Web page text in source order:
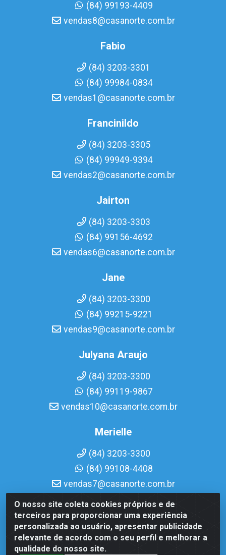
O nosso site coleta cookies próprios e de
terceiros para proporcionar uma experiência
personalizada ao usuário, apresentar publicidade
relevante de acordo com o seu perfil e melhorar a
qualidade do nosso site.
(84) 99193-4409
vendas8@casanorte.com.br
Fabio
(84) 3203-3301
(84) 99984-0834
vendas1@casanorte.com.br
Francinildo
(84) 3203-3305
(84) 99949-9394
vendas2@casanorte.com.br
Jairton
(84) 3203-3303
(84) 99156-4692
vendas6@casanorte.com.br
Jane
(84) 3203-3300
(84) 99215-9221
vendas9@casanorte.com.br
Julyana Araujo
(84) 3203-3300
(84) 99119-9867
vendas10@casanorte.com.br
Merielle
(84) 3203-3300
(84) 99108-4408
vendas7@casanorte.com.br
Casa Norte LTDA - Av. Interventor Mário Câmara, 1815 -
Dix-Sept Rosado, Natal/RN - CEP 59054-600 - CNPJ
08.713.513/0001-51